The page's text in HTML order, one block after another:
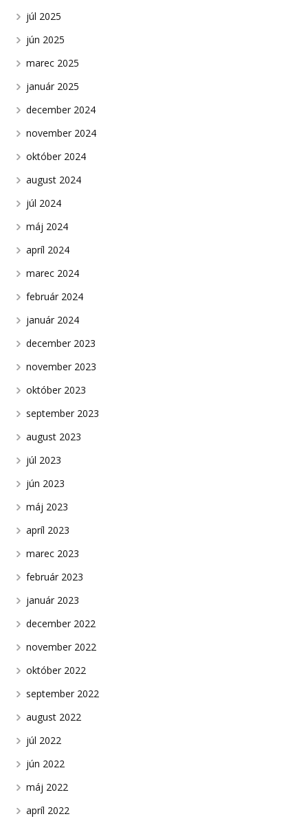
júl 2025
jún 2025
marec 2025
január 2025
december 2024
november 2024
október 2024
august 2024
júl 2024
máj 2024
apríl 2024
marec 2024
február 2024
január 2024
december 2023
november 2023
október 2023
september 2023
august 2023
júl 2023
jún 2023
máj 2023
apríl 2023
marec 2023
február 2023
január 2023
december 2022
november 2022
október 2022
september 2022
august 2022
júl 2022
jún 2022
máj 2022
apríl 2022